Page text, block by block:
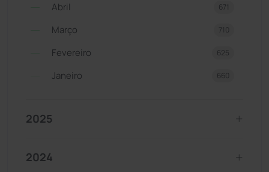
Abril 671
Março 710
Fevereiro 625
Janeiro 660
2025
2024